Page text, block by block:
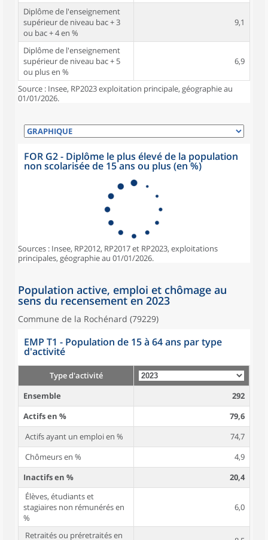
Diplôme de l'enseignement
supérieur de niveau bac + 3
ou bac + 4 en %
9,1
Diplôme de l'enseignement
supérieur de niveau bac + 5
ou plus en %
6,9
Source : Insee, RP2023 exploitation principale, géographie au
01/01/2026.
FOR G2 - Diplôme le plus élevé de la population
non scolarisée de 15 ans ou plus (en %)
Sources : Insee, RP2012, RP2017 et RP2023, exploitations
principales, géographie au 01/01/2026.
Population active, emploi et chômage au
sens du recensement en 2023
Commune de la Rochénard (79229)
EMP T1 - Population de 15 à 64 ans par type
d'activité
Type d'activité
Ensemble
292
Actifs en %
79,6
Actifs ayant un emploi en %
74,7
Chômeurs en %
4,9
Inactifs en %
20,4
Élèves, étudiants et
stagiaires non rémunérés en
%
6,0
Retraités ou préretraités en